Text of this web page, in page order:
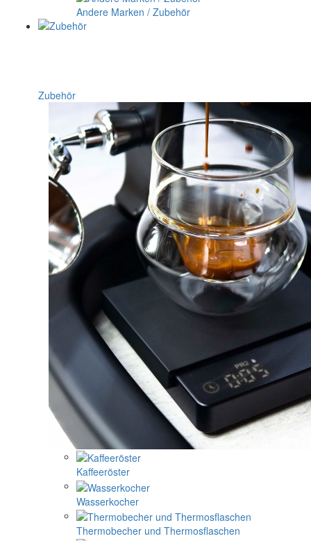
Andere Marken / Zubehör
Zubehör
Kaffeeröster
Wasserkocher
Thermobecher und Thermosflaschen